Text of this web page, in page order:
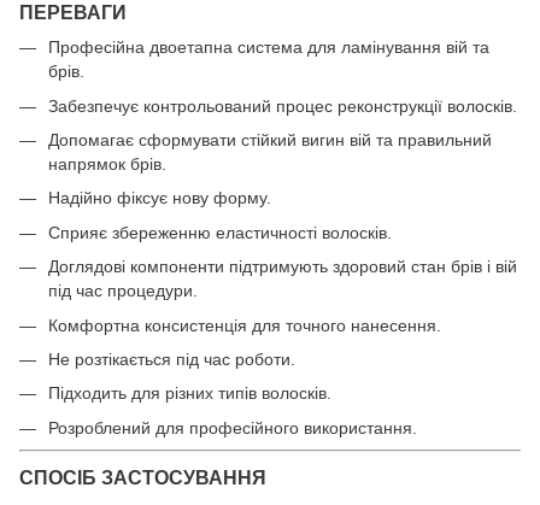
ПЕРЕВАГИ
Професійна двоетапна система для ламінування вій та
брів.
Забезпечує контрольований процес реконструкції волосків.
Допомагає сформувати стійкий вигин вій та правильний
напрямок брів.
Надійно фіксує нову форму.
Сприяє збереженню еластичності волосків.
Доглядові компоненти підтримують здоровий стан брів і вій
під час процедури.
Комфортна консистенція для точного нанесення.
Не розтікається під час роботи.
Підходить для різних типів волосків.
Розроблений для професійного використання.
СПОСІБ ЗАСТОСУВАННЯ